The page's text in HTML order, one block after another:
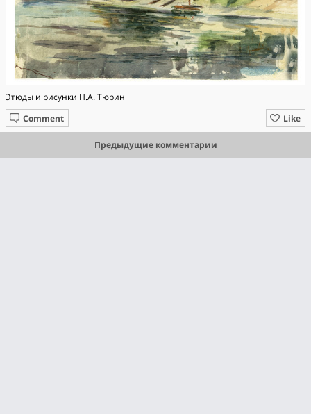
Этюды и рисунки Н.А. Тюрин
Like
Comment
Предыдущие комментарии